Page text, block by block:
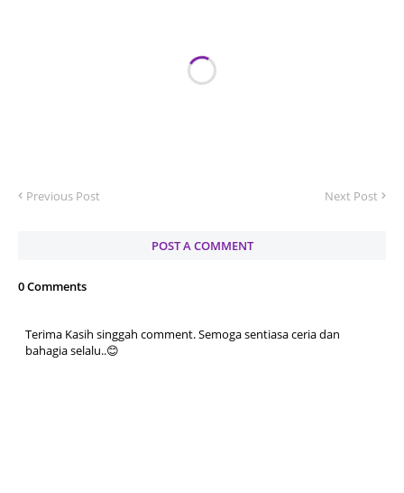
Previous Post Next Post
POST A COMMENT
0 Comments
Terima Kasih singgah comment. Semoga sentiasa ceria dan
bahagia selalu..😊